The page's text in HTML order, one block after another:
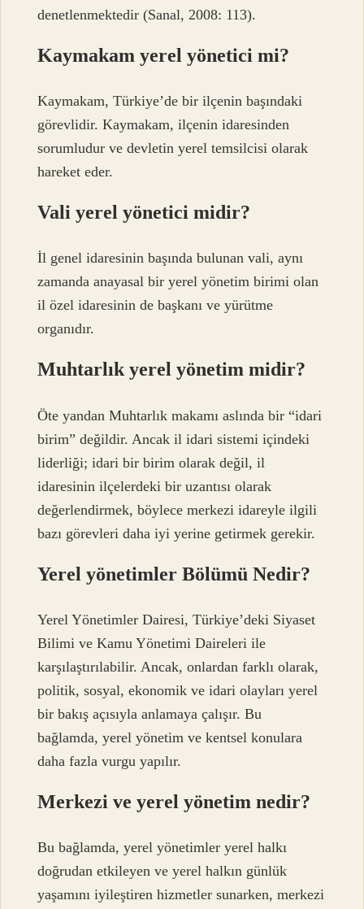
denetlenmektedir (Sanal, 2008: 113).
Kaymakam yerel yönetici mi?
Kaymakam, Türkiye’de bir ilçenin başındaki
görevlidir. Kaymakam, ilçenin idaresinden
sorumludur ve devletin yerel temsilcisi olarak
hareket eder.
Vali yerel yönetici midir?
İl genel idaresinin başında bulunan vali, aynı
zamanda anayasal bir yerel yönetim birimi olan
il özel idaresinin de başkanı ve yürütme
organıdır.
Muhtarlık yerel yönetim midir?
Öte yandan Muhtarlık makamı aslında bir “idari
birim” değildir. Ancak il idari sistemi içindeki
liderliği; idari bir birim olarak değil, il
idaresinin ilçelerdeki bir uzantısı olarak
değerlendirmek, böylece merkezi idareyle ilgili
bazı görevleri daha iyi yerine getirmek gerekir.
Yerel yönetimler Bölümü Nedir?
Yerel Yönetimler Dairesi, Türkiye’deki Siyaset
Bilimi ve Kamu Yönetimi Daireleri ile
karşılaştırılabilir. Ancak, onlardan farklı olarak,
politik, sosyal, ekonomik ve idari olayları yerel
bir bakış açısıyla anlamaya çalışır. Bu
bağlamda, yerel yönetim ve kentsel konulara
daha fazla vurgu yapılır.
Merkezi ve yerel yönetim nedir?
Bu bağlamda, yerel yönetimler yerel halkı
doğrudan etkileyen ve yerel halkın günlük
yaşamını iyileştiren hizmetler sunarken, merkezi